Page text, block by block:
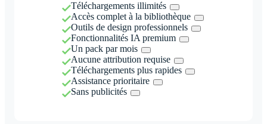
Téléchargements illimités
Accès complet à la bibliothèque
Outils de design professionnels
Fonctionnalités IA premium
Un pack par mois
Aucune attribution requise
Téléchargements plus rapides
Assistance prioritaire
Sans publicités